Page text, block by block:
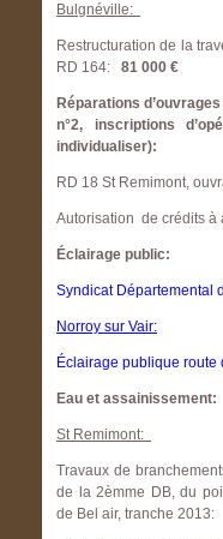
Bulgnéville:
Restructuration de la
RD 164: 81 000 €
Réparations
n°2, inscriptions
individualiser):
RD 18 St Remimont,
Autorisation de crédits à
Éclairage public:
Syndicat Départemental
Norroy sur Vair:
Éclairage publique
Eau et assainissement:
St Remimont:
Travaux de
de la 2èmme DB, du
de Bel air, tranche